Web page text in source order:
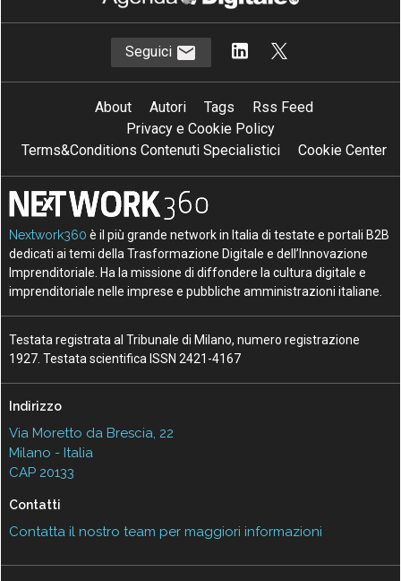
Seguici
About Autori Tags
Rss Feed
Privacy e Cookie Policy
Terms&Conditions Contenuti Specialistici
Cookie Center
Nextwork360 è il più grande network in Italia di testate e portali B2B
dedicati ai temi della Trasformazione Digitale e dell’Innovazione
Imprenditoriale. Ha la missione di diffondere la cultura digitale e
imprenditoriale nelle imprese e pubbliche amministrazioni italiane.
Testata registrata al Tribunale di Milano, numero registrazione
1927. Testata scientifica ISSN 2421-4167
Indirizzo
Via Moretto da Brescia, 22
Milano - Italia
CAP 20133
Contatti
Contatta il nostro team per maggiori informazioni